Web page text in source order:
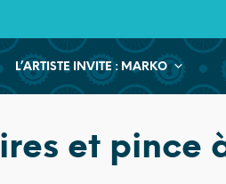
L’ARTISTE INVITE : MARKO
et pince